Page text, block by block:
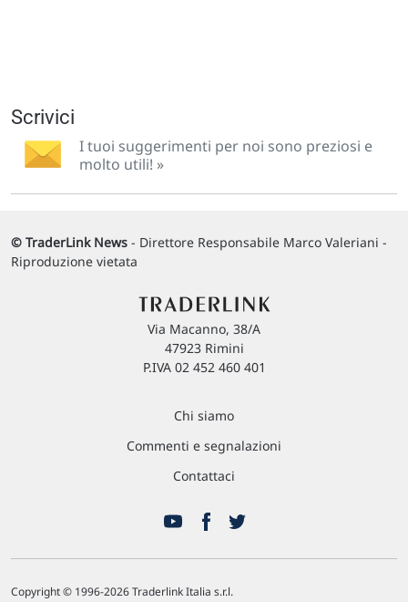
Scrivici
I tuoi suggerimenti per noi sono preziosi e
molto utili! »
© TraderLink News - Direttore Responsabile Marco Valeriani -
Riproduzione vietata
Via Macanno, 38/A
47923 Rimini
P.IVA 02 452 460 401
Chi siamo
Commenti e segnalazioni
Contattaci
Copyright © 1996-2026 Traderlink Italia s.r.l.